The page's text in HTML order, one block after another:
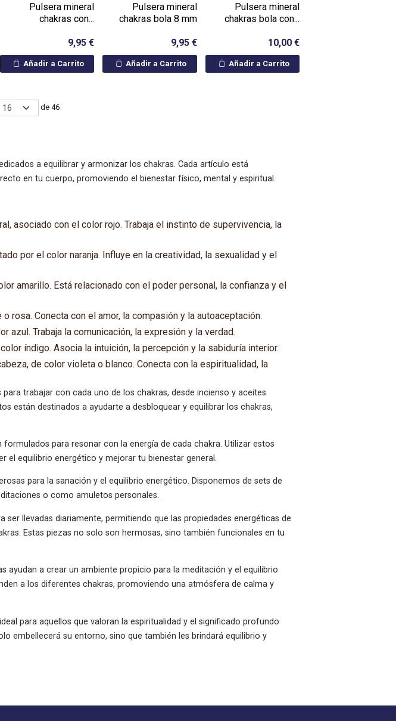
Pulsera mineral
chakras con...
9,95 €
Añadir a Carrito
Pulsera mineral
chakras bola 8 mm
9,95 €
Añadir a Carrito
Pulsera mineral
chakras bola con...
10,00 €
Añadir a Carrito
de 46
a equilibrar y armonizar los chakras. Cada artículo está
en tu cuerpo, promoviendo el bienestar físico, mental y espiritual.
asociado con el color rojo. Trabaja el instinto de supervivencia, la
por el color naranja. Influye en la creatividad, la sexualidad y el
amarillo. Está relacionado con el poder personal, la confianza y el
rosa. Conecta con el amor, la compasión y la autoaceptación.
azul. Trabaja la comunicación, la expresión y la verdad.
índigo. Asocia la intuición, la percepción y la sabiduría interior.
de color violeta o blanco. Conecta con la espiritualidad, la
trabajar con cada uno de los chakras, desde incienso y aceites
están destinados a ayudarte a desbloquear y equilibrar los chakras,
para resonar con la energía de cada chakra. Utilizar estos
el equilibrio energético y mejorar tu bienestar general.
para la sanación y el equilibrio energético. Disponemos de sets de
o como amuletos personales.
ser llevadas diariamente, permitiendo que las propiedades energéticas de
Estas piezas no solo son hermosas, sino también funcionales en tu
ayudan a crear un ambiente propicio para la meditación y el equilibrio
a los diferentes chakras, promoviendo una atmósfera de calma y
para aquellos que valoran la espiritualidad y el significado profundo
embellecerá su entorno, sino que también les brindará equilibrio y